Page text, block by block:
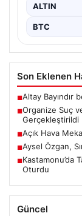
ALTIN
BTC
Son Eklenen
■Altay Bayındır
■Organize Suç
Gerçekleştirildi
■Açık Hava
■Aysel Özgan,
■Kastamonu’da
Oturdu
Güncel